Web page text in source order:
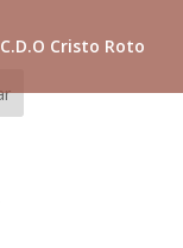
C.D.O Cristo Roto